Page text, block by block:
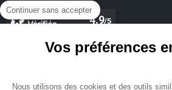
Continuer sans accepter
Vos préférences
Nous utilisons des cookies et des outils